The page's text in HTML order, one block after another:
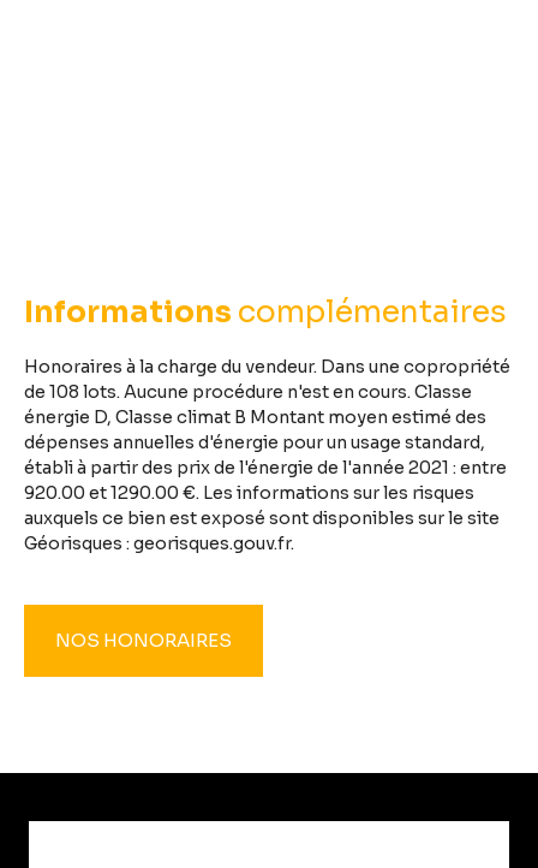
Informations complémentaires
Honoraires à la charge du vendeur. Dans une copropriété
de 108 lots. Aucune procédure n'est en cours. Classe
énergie D, Classe climat B Montant moyen estimé des
dépenses annuelles d'énergie pour un usage standard,
établi à partir des prix de l'énergie de l'année 2021 : entre
920.00 et 1290.00 €. Les informations sur les risques
auxquels ce bien est exposé sont disponibles sur le site
Géorisques : georisques.gouv.fr.
NOS HONORAIRES